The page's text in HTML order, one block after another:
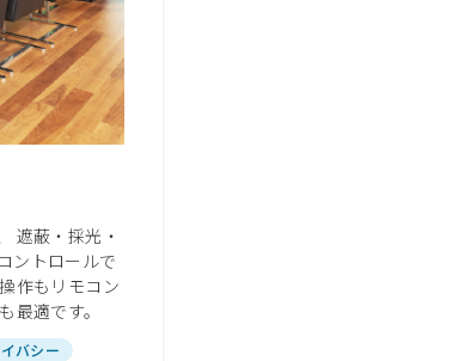
遮蔽・採光・
ントロールで
作もリモコン
最適です。
バシー